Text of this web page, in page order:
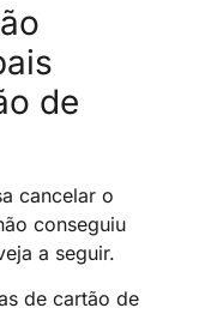
de
cancelar o
conseguiu
a seguir.
de cartão de